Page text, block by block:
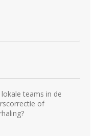
teams in de
of